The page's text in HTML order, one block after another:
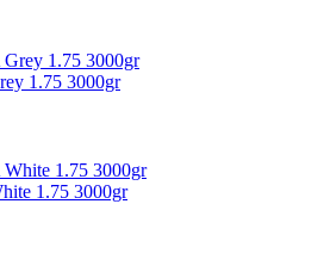
1.75 3000gr
1.75 3000gr